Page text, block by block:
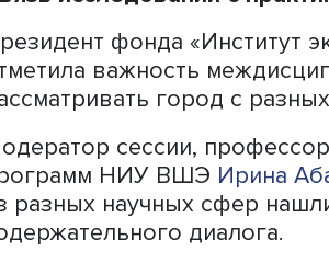
Он подчеркнул, что
студентов позволяет
стремительно